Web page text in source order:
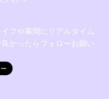
フや幕間にリアルタイム
かったらフォローお願い